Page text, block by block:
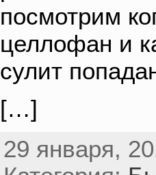
посмотрим
целлофан и
сулит
[…]
29 января,